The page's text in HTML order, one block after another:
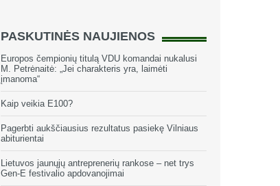
PASKUTINĖS NAUJIENOS
Europos čempionių titulą VDU komandai nukalusi
M. Petrėnaitė: „Jei charakteris yra, laimėti
įmanoma“
Kaip veikia E100?
Pagerbti aukščiausius rezultatus pasiekę Vilniaus
abiturientai
Lietuvos jaunųjų antreprenerių rankose – net trys
Gen-E festivalio apdovanojimai